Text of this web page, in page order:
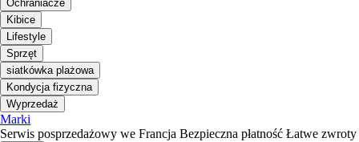
Ochraniacze
Kibice
Lifestyle
Sprzęt
siatkówka plażowa
Kondycja fizyczna
Wyprzedaż
Marki
Serwis posprzedażowy we Francja Bezpieczna płatność Łatwe zwroty